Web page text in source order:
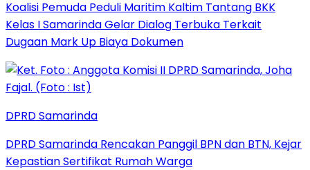
Koalisi Pemuda Peduli Maritim Kaltim Tantang BKK
Kelas I Samarinda Gelar Dialog Terbuka Terkait
Dugaan Mark Up Biaya Dokumen
DPRD Samarinda
DPRD Samarinda Rencakan Panggil BPN dan BTN, Kejar
Kepastian Sertifikat Rumah Warga